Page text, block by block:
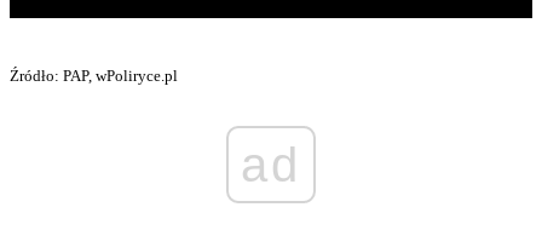
Źródło: PAP, wPoliryce.pl
ad